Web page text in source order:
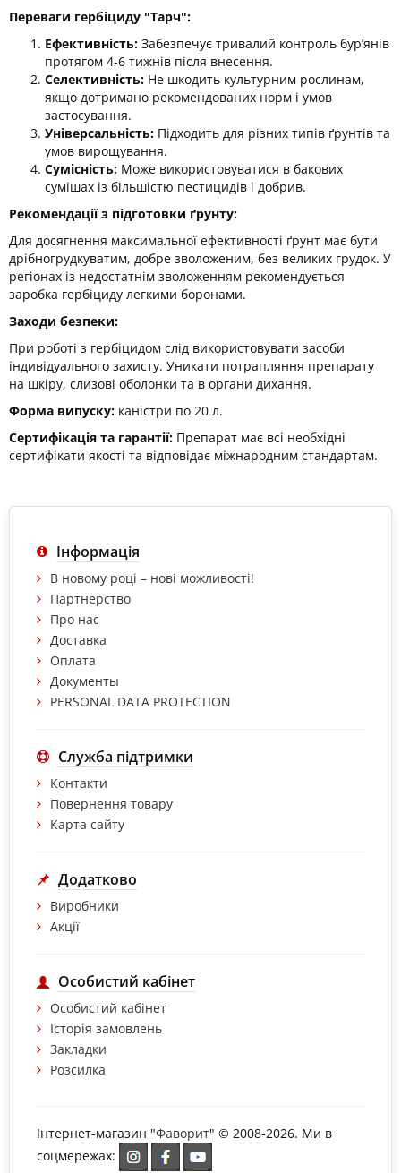
Переваги гербіциду "Тарч":
Ефективність: Забезпечує тривалий контроль бур’янів
протягом 4-6 тижнів після внесення.
Селективність: Не шкодить культурним рослинам,
якщо дотримано рекомендованих норм і умов
застосування.
Універсальність: Підходить для різних типів ґрунтів та
умов вирощування.
Сумісність: Може використовуватися в бакових
сумішах із більшістю пестицидів і добрив.
Рекомендації з підготовки ґрунту:
Для досягнення максимальної ефективності ґрунт має бути
дрібногрудкуватим, добре зволоженим, без великих грудок. У
регіонах із недостатнім зволоженням рекомендується
заробка гербіциду легкими боронами.
Заходи безпеки:
При роботі з гербіцидом слід використовувати засоби
індивідуального захисту. Уникати потрапляння препарату
на шкіру, слизові оболонки та в органи дихання.
Форма випуску: каністри по 20 л.
Сертифікація та гарантії: Препарат має всі необхідні
сертифікати якості та відповідає міжнародним стандартам.
Інформація
В новому році – нові можливості!
Партнерство
Про нас
Доставка
Оплата
Документы
PERSONAL DATA PROTECTION
Служба підтримки
Контакти
Повернення товару
Карта сайту
Додатково
Виробники
Акції
Особистий кабінет
Особистий кабінет
Історія замовлень
Закладки
Розсилка
Інтернет-магазин "Фаворит" © 2008-2026. Ми в
соцмережах: